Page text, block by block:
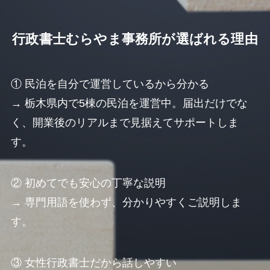
行政書士むらやま事務所が選ばれる理由
① 民泊を自分で運営しているから分かる
→ 栃木県内で5棟の民泊を運営中。届出だけでな
く、開業後のリアルまで見据えてサポートしま
す。
② 初めてでも安心の丁寧な説明
→ 専門用語を使わず、分かりやすくご説明しま
す。
③ 女性行政書士だから話しやすい